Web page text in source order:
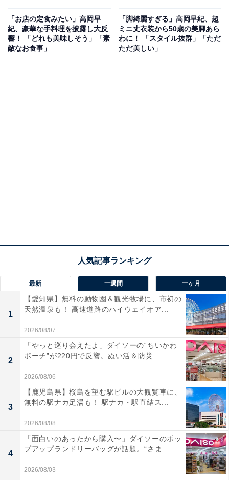
「お店の定食みたい」高岡早
紀、豪華な手料理を披露し大反
響！ 「どれも美味しそう」「素
敵なお食事」
「脚綺麗すぎる」高岡早紀、超
ミニ丈衣装から50歳の美脚あら
わに！ 「スタイル抜群」「ただ
ただ美しい」
最新 一週間 一ヶ月
1
【愛知県】無料の動物園＆観光牧場に、市初の
天然温泉も！ 高速道路のハイウェイオア...
2026/08/07
2
「やっと巡り会えたよ」ダイソーの“ちいかわ
ポーチ”が220円で反響。ぬい活＆防災...
2026/08/06
3
【鹿児島県】桜島を望む駅ビルの大観覧車に、
無料の駅ナカ足湯も！ 駅ナカ・駅直結ス...
2026/08/08
4
「面白いのあったから購入〜」ダイソーのポッ
プアップランドリーバッグが話題。“さま...
2026/08/03